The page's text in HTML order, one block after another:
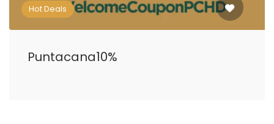
Hot Deals
Puntacana10%